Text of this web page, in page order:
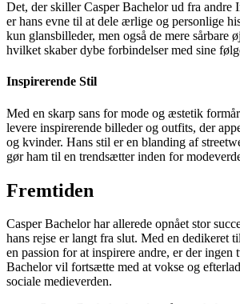
Det, der skiller Casper Bachelor ud fra andre
er hans evne til at dele ærlige og personlige
kun glansbilleder, men også de mere sårbare
hvilket skaber dybe forbindelser med sine
Inspirerende Stil
Med en skarp sans for mode og æstetik
levere inspirerende billeder og outfits, der
og kvinder. Hans stil er en blanding af
gør ham til en trendsætter inden for
Fremtiden
Casper Bachelor har allerede opnået stor
hans rejse er langt fra slut. Med en dedikeret
en passion for at inspirere andre, er der ingen
Bachelor vil fortsætte med at vokse og
sociale medieverden.